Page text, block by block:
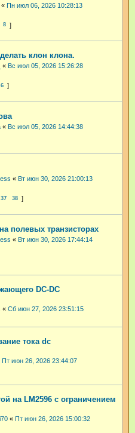
« Пн июл 06, 2026 10:28:13
8
клон клона.
« Вс июл 05, 2026 15:26:28
6
« Вс июл 05, 2026 14:44:38
« Вт июн 30, 2026 21:00:13
37 38
полевых транзисторах
« Вт июн 30, 2026 17:44:14
DC-DC
« Сб июн 27, 2026 23:51:15
тока dc
Пт июн 26, 2026 23:44:07
на LM2596 с ограничением
« Пт июн 26, 2026 15:00:32